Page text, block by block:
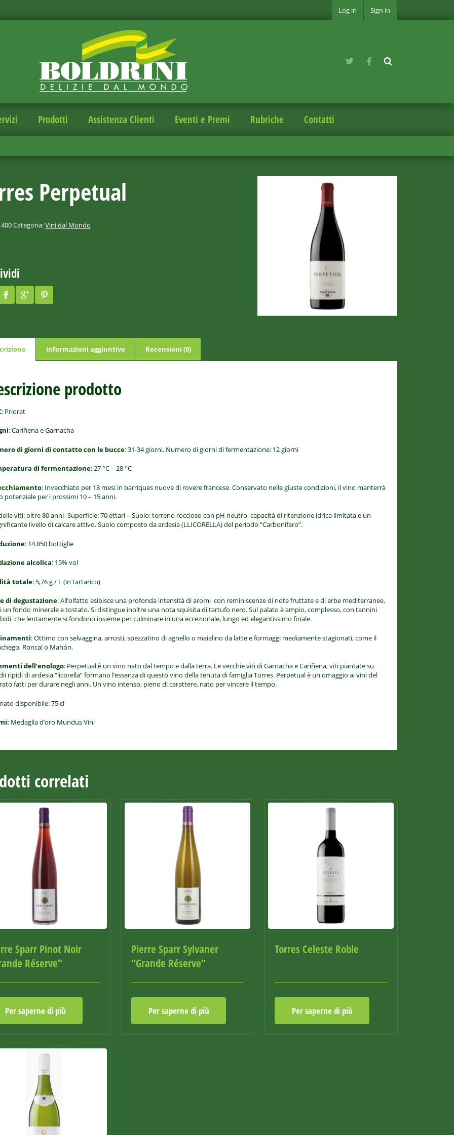
Log in Sign in
Prodotti Assistenza Clienti Eventi e Premi Rubriche Contatti
Perpetual
Categoria:Vini dal Mondo
Informazioni aggiuntive Recensioni (0)
prodotto
: Priorat
: Cariñena e Garnacha
di giorni di contatto con le bucce: 31-34 giorni. Numero di giorni di fermentazione: 12 giorni
di fermentazione: 27 °C – 28 °C
: Invecchiato per 18 mesi in barriques nuove di rovere francese. Conservato nelle giuste condizioni, il vino manterrà
potenziale per i prossimi 10 – 15 anni.
viti: oltre 80 anni -Superficie: 70 ettari – Suolo: terreno roccioso con pH neutro, capacità di ritenzione idrica limitata e un
livello di calcare attivo. Suolo composto da ardesia (LLICORELLA) del periodo “Carbonifero”.
: 14.850 bottiglie
alcolica: 15% vol
totale: 5,76 g / L (in tartarico)
di degustazione: All’olfatto esibisce una profonda intensità di aromi con reminiscenze di note fruttate e di erbe mediterranee,
un fondo minerale e tostato. Si distingue inoltre una nota squisita di tartufo nero. Sul palato è ampio, complesso, con tannini
che lentamente si fondono insieme per culminare in una eccezionale, lungo ed elegantissimo finale.
: Ottimo con selvaggina, arrosti, spezzatino di agnello o maialino da latte e formaggi mediamente stagionati, come il
Roncal o Mahón.
dell’enologo: Perpetual è un vino nato dal tempo e dalla terra. Le vecchie viti di Garnacha e Cariñena, viti piantate su
ripidi di ardesia “licorella” formano l’essenza di questo vino della tenuta di famiglia Torres. Perpetual è un omaggio ai vini del
fatti per durare negli anni. Un vino intenso, pieno di carattere, nato per vincere il tempo.
disponibile:75 cl
Medaglia d’oro Mundus Vini
correlati
Sparr Pinot Noir
Réserve”
Per saperne di più
Pierre Sparr Sylvaner
“Grande Réserve”
Per saperne di più
Torres Celeste Roble
Per saperne di più